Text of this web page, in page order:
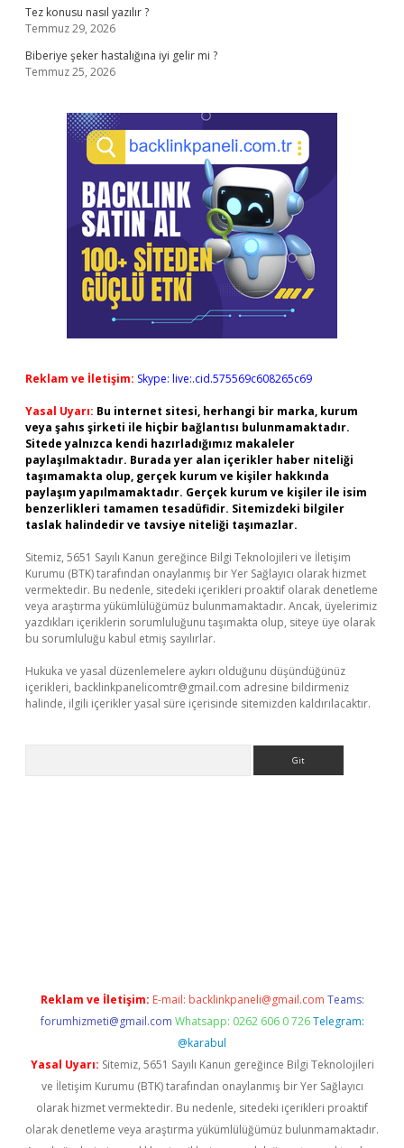
Tez konusu nasıl yazılır ?
Temmuz 29, 2026
Biberiye şeker hastalığına iyi gelir mi ?
Temmuz 25, 2026
Reklam ve İletişim: Skype: live:.cid.575569c608265c69
Yasal Uyarı: Bu internet sitesi, herhangi bir marka, kurum
veya şahıs şirketi ile hiçbir bağlantısı bulunmamaktadır.
Sitede yalnızca kendi hazırladığımız makaleler
paylaşılmaktadır. Burada yer alan içerikler haber niteliği
taşımamakta olup, gerçek kurum ve kişiler hakkında
paylaşım yapılmamaktadır. Gerçek kurum ve kişiler ile isim
benzerlikleri tamamen tesadüfidir. Sitemizdeki bilgiler
taslak halindedir ve tavsiye niteliği taşımazlar.
Sitemiz, 5651 Sayılı Kanun gereğince Bilgi Teknolojileri ve İletişim
Kurumu (BTK) tarafından onaylanmış bir Yer Sağlayıcı olarak hizmet
vermektedir. Bu nedenle, sitedeki içerikleri proaktif olarak denetleme
veya araştırma yükümlülüğümüz bulunmamaktadır. Ancak, üyelerimiz
yazdıkları içeriklerin sorumluluğunu taşımakta olup, siteye üye olarak
bu sorumluluğu kabul etmiş sayılırlar.
Hukuka ve yasal düzenlemelere aykırı olduğunu düşündüğünüz
içerikleri, backlinkpanelicomtr@gmail.com adresine bildirmeniz
halinde, ilgili içerikler yasal süre içerisinde sitemizden kaldırılacaktır.
Reklam ve İletişim: E-mail: backlinkpaneli@gmail.com Teams:
forumhizmeti@gmail.com Whatsapp: 0262 606 0 726 Telegram:
@karabul
Yasal Uyarı: Sitemiz, 5651 Sayılı Kanun gereğince Bilgi Teknolojileri
ve İletişim Kurumu (BTK) tarafından onaylanmış bir Yer Sağlayıcı
olarak hizmet vermektedir. Bu nedenle, sitedeki içerikleri proaktif
olarak denetleme veya araştırma yükümlülüğümüz bulunmamaktadır.